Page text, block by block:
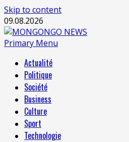
Skip to content
09.08.2026
Primary Menu
Actualité
Politique
Société
Business
Culture
Sport
Technologie